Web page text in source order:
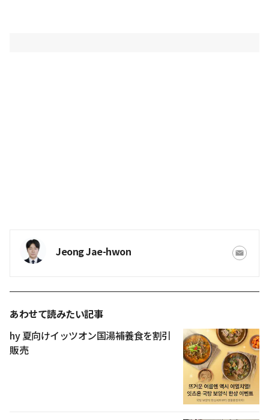
Jeong Jae-hwon
あわせて読みたい記事
hy 夏向けイッツオン国湯補養食を割引
販売